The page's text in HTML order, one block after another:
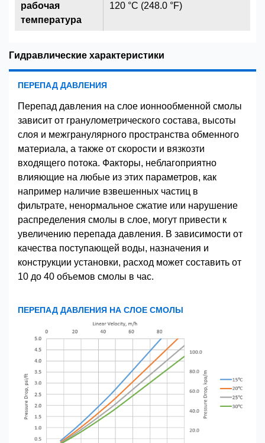
120 °C (248.0 °F)
рабочая
температура
Гидравлические характеристики
ПЕРЕПАД ДАВЛЕНИЯ
Перепад давления на слое ионнообменной смолы
зависит от гранулометрического состава, высоты
слоя и межгранулярного пространства обменного
материала, а также от скорости и вязкозти
входящего потока. Факторы, неблагоприятно
влияющие на любые из этих параметров, как
например наличие взвешенных частиц в
фильтрате, ненормальное сжатие или нарушение
распределения смолы в слое, могут привести к
увеличению перепада давления. В зависимости от
качества поступающей воды, назначения и
конструкции установки, расход может составить от
10 до 40 объемов смолы в час.
ПЕРЕПАД ДАВЛЕНИЯ НА СЛОЕ СМОЛЫ